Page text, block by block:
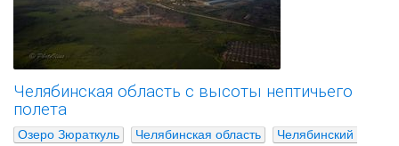
Челябинская область с высоты нептичьего
полета
Озеро Зюраткуль Челябинская область
Челябинский